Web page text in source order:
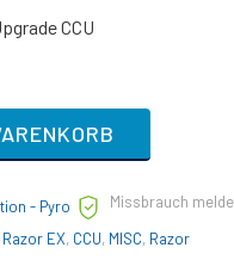
CCU
- Pyro
Missbrauch
Razor EX, CCU, MISC, Razor